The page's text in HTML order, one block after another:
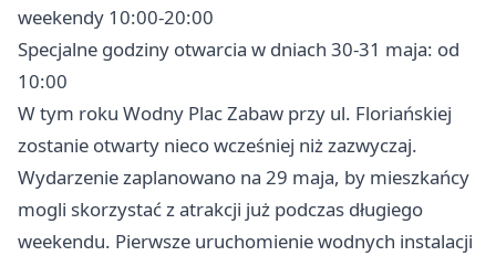
weekendy 10:00-20:00
Specjalne godziny otwarcia w dniach 30-31 maja: od
10:00
W tym roku Wodny Plac Zabaw przy ul. Floriańskiej
zostanie otwarty nieco wcześniej niż zazwyczaj.
Wydarzenie zaplanowano na 29 maja, by mieszkańcy
mogli skorzystać z atrakcji już podczas długiego
weekendu. Pierwsze uruchomienie wodnych instalacji